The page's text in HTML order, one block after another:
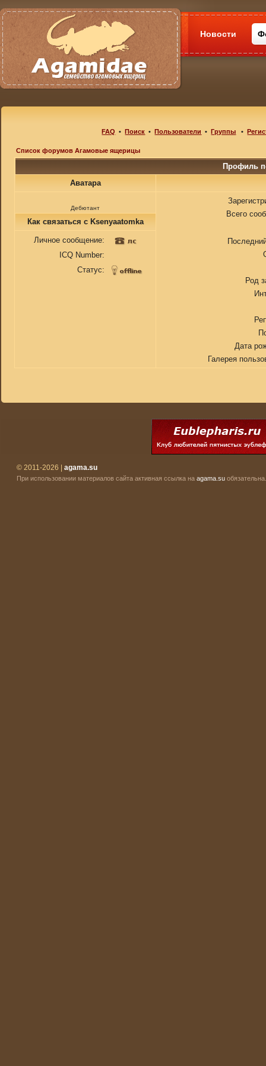
Новости
FAQ •Поиск •Пользователи •Группы •
Список форумов Агамовые ящерицы
Профиль
Аватара
Дебютант
Всего
Род
Дата
Галерея
Как связаться с Ksenyaatomka
Личное сообщение:
ICQ Number:
Статус:
© 2011-2026 | agama.su
При использовании материалов сайта активная ссылка на agama.su обязательна.